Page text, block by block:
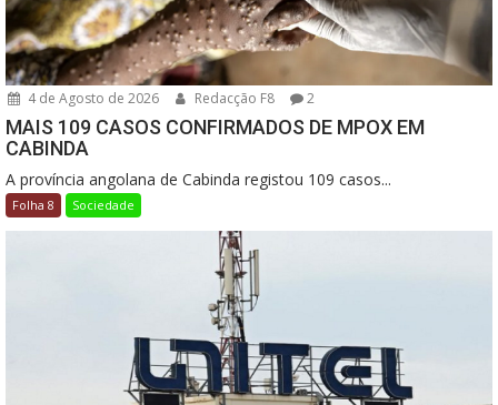
4 de Agosto de 2026 Redacção F8 2
MAIS 109 CASOS CONFIRMADOS DE MPOX EM
CABINDA
A província angolana de Cabinda registou 109 casos...
Folha 8 Sociedade